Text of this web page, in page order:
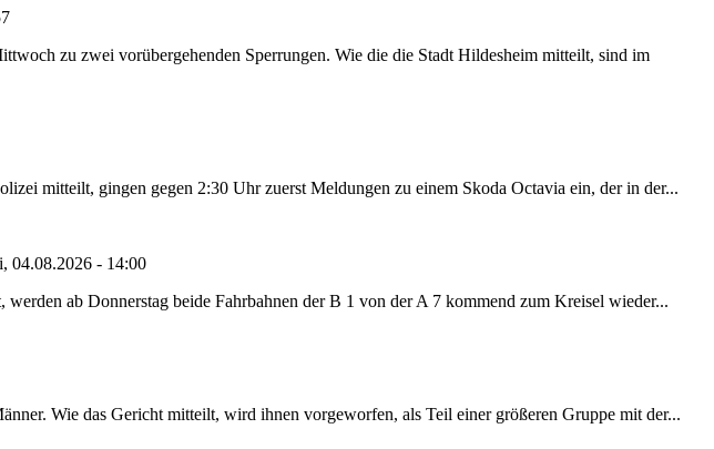
zu zwei vorübergehenden Sperrungen. Wie die die Stadt Hildesheim mitteilt, sind im
mitteilt, gingen gegen 2:30 Uhr zuerst Meldungen zu einem Skoda Octavia ein, der in der...
04.08.2026 - 14:00
ab Donnerstag beide Fahrbahnen der B 1 von der A 7 kommend zum Kreisel wieder...
Wie das Gericht mitteilt, wird ihnen vorgeworfen, als Teil einer größeren Gruppe mit der...